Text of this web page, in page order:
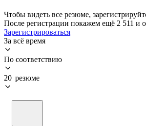
Чтобы видеть все резюме,
После регистрации покажем ещё 2 511 и
Зарегистрироваться
За всё время
По соответствию
20 резюме